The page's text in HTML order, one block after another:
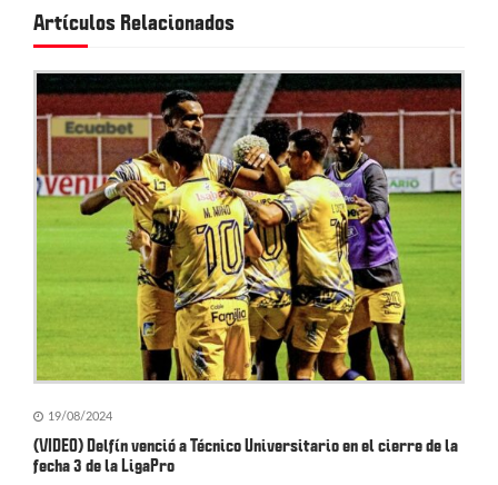
c
ó
n
d
e
t
r
a
d
Artículos Relacionados
19/08/2024
(VIDEO) Delfín venció a Técnico Universitario en el cierre de la
fecha 3 de la LigaPro